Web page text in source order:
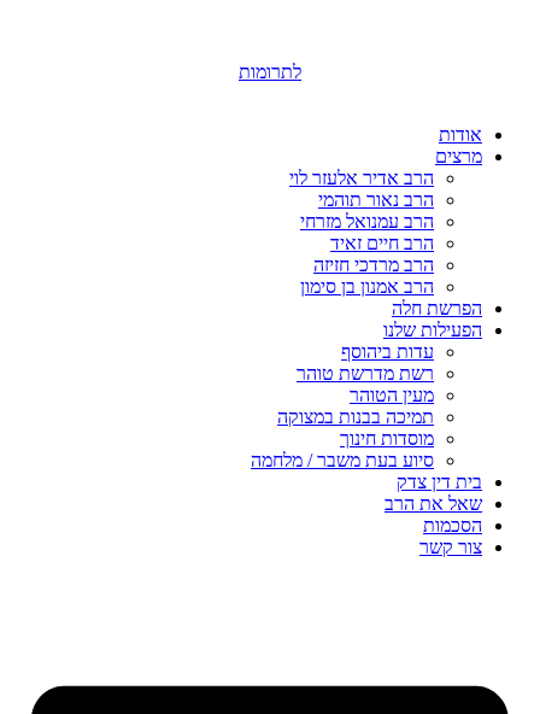
לתרומות
אודות
מרצים
הרב אדיר אלעזר לוי
הרב נאור תוהמי
הרב עמנואל מזרחי
הרב חיים זאיד
הרב מרדכי חזיזה
הרב אמנון בן סימון
הפרשת חלה
הפעילות שלנו
עדות ביהוסף
רשת מדרשת טוהר
מעין הטוהר
תמיכה בבנות במצוקה
מוסדות חינוך
סיוע בעת משבר / מלחמה
בית דין צדק
שאל את הרב
הסכמות
צור קשר